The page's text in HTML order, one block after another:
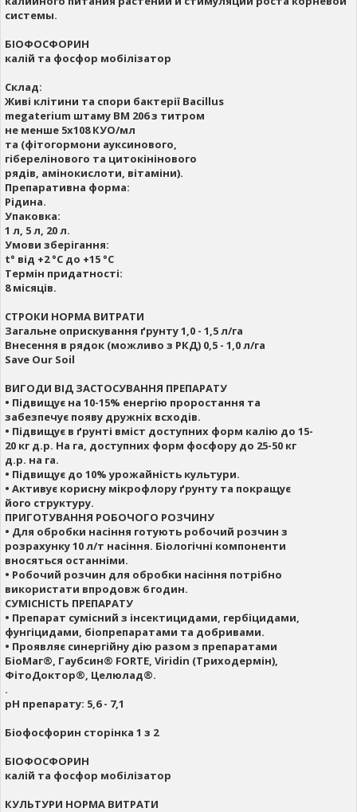
системы.
БІОФОСФОРИН
калій та фосфор мобілізатор
Склад:
Живі клітини та спори бактерії Bacillus
megaterium штаму BM 206 з титром
не менше 5х108 КУО/мл
та (фітогормони ауксинового,
гіберелінового та цитокінінового
рядів, амінокислоти, вітаміни).
Препаративна форма:
Рідина.
Упаковка:
1 л, 5 л, 20 л.
Умови зберігання:
t° від +2 °С до +15 °С
Термін придатності:
8 місяців.
СТРОКИ НОРМА ВИТРАТИ
Загальне оприскування ґрунту 1,0 - 1,5 л/га
Внесення в рядок (можливо з РКД) 0,5 - 1,0 л/га
Save Our Soil
ВИГОДИ ВІД ЗАСТОСУВАННЯ ПРЕПАРАТУ
• Підвищує на 10-15% енергію проростання та
забезпечує появу дружніх всходів.
• Підвищує в ґрунті вміст доступних форм калію до 15-
20 кг д.р. На га, доступних форм фосфору до 25-50 кг
д.р. на га.
• Підвищує до 10% урожайність культури.
• Активує корисну мікрофлору ґрунту та покращує
його структуру.
ПРИГОТУВАННЯ РОБОЧОГО РОЗЧИНУ
• Для обробки насіння готують робочий розчин з
розрахунку 10 л/т насіння. Біологічні компоненти
вносяться останніми.
• Робочий розчин для обробки насіння потрібно
використати впродовж 6 годин.
СУМІСНІСТЬ ПРЕПАРАТУ
• Препарат сумісний з інсектицидами, гербіцидами,
фунгіцидами, біопрепаратами та добривами.
• Проявляє синергійну дію разом з препаратами
БіоМаг®, Гаубсин® FORTE, Viridin (Триходермін),
ФітоДоктор®, Целюлад®.
.
рН препарату: 5,6 - 7,1
Біофосфорин сторінка 1 з 2
БІОФОСФОРИН
калій та фосфор мобілізатор
КУЛЬТУРИ НОРМА ВИТРАТИ